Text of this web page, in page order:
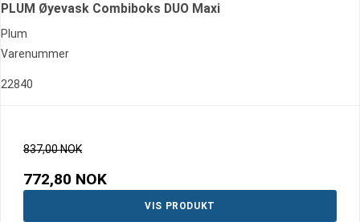
PLUM Øyevask Combiboks DUO Maxi
Plum
Varenummer
22840
837,00 NOK
772,80 NOK
VIS PRODUKT